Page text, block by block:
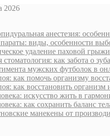
2026
анестезия:
виды, особенности
удаление паховой грыжи
как забота о
мужских футболок в
как помочь организму
как восстановить организм
искусство жить в
как сохранить баланс
манекены от